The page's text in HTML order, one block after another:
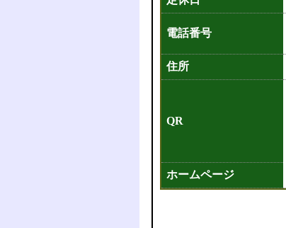
電話番号
住所
QR
ホームページ